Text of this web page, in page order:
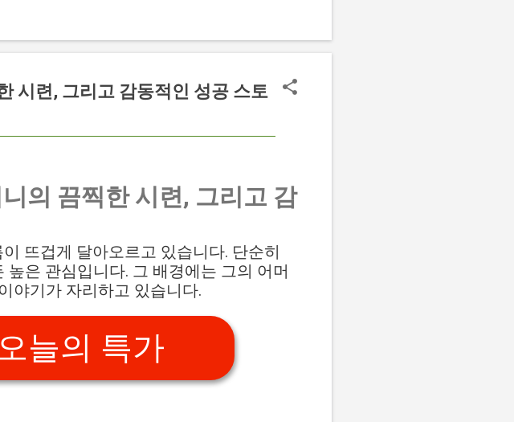
심도를 반영합니다. Chris Davies: Birmingham City
버밍엄 시티의 크리스 데이비스 감독은 원정 경기에서
시련, 그리고 감동적인 성공 스토
의 끔찍한 시련, 그리고 감
뜨겁게 달아오르고 있습니다. 단순히
은 관심입니다. 그 배경에는 그의 어머
야기가 자리하고 있습니다.
늘의 특가